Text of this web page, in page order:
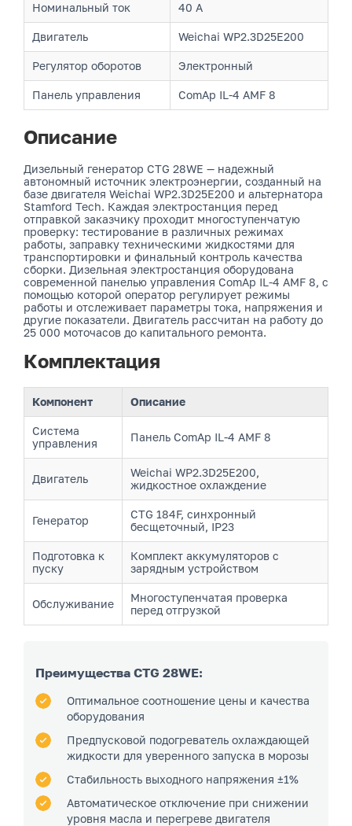
Номинальный ток 40 А
Двигатель Weichai WP2.3D25E200
Регулятор оборотов Электронный
Панель управления ComAp IL-4 AMF 8
Описание
Дизельный генератор CTG 28WE — надежный
автономный источник электроэнергии, созданный на
базе двигателя Weichai WP2.3D25E200 и альтернатора
Stamford Tech. Каждая электростанция перед
отправкой заказчику проходит многоступенчатую
проверку: тестирование в различных режимах
работы, заправку техническими жидкостями для
транспортировки и финальный контроль качества
сборки. Дизельная электростанция оборудована
современной панелью управления ComAp IL-4 AMF 8, с
помощью которой оператор регулирует режимы
работы и отслеживает параметры тока, напряжения и
другие показатели. Двигатель рассчитан на работу до
25 000 моточасов до капитального ремонта.
Комплектация
Компонент Описание
Система
управления
Панель ComAp IL-4 AMF 8
Двигатель
Weichai WP2.3D25E200,
жидкостное охлаждение
Генератор
CTG 184F, синхронный
бесщеточный, IP23
Подготовка к
пуску
Комплект аккумуляторов с
зарядным устройством
Обслуживание
Многоступенчатая проверка
перед отгрузкой
Преимущества CTG 28WE:
Оптимальное соотношение цены и качества
оборудования
Предпусковой подогреватель охлаждающей
жидкости для уверенного запуска в морозы
Стабильность выходного напряжения ±1%
Автоматическое отключение при снижении
уровня масла и перегреве двигателя